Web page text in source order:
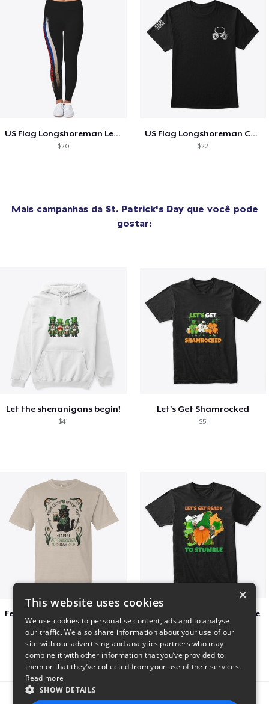
US Flag Longshoreman Legging
$20
US Flag Longshoreman Cool Shirt
$22
Mais campanhas da St. Patrick's Dayque você pode
gostar:
Let the shenanigans begin!
$41
Let's Get Shamrocked
$51
$23
Let's Get Ready To Stumble
$29
Report this product
×
This website uses cookies
We use cookies to personalise content, ads and to analyse
our traffic. We also share information about your use of our
site with our advertising and analytics partners who may
combine it with other information that you’ve provided to
them or that they’ve collected from your use of their services.
Read more
SHOW DETAILS